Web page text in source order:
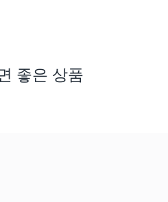
좋은 상품